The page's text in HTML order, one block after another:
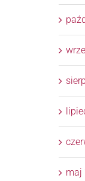
maj